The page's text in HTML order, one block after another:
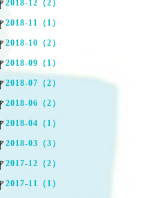
2018-12（2）
2018-11（1）
2018-10（2）
2018-09（1）
2018-07（2）
2018-06（2）
2018-04（1）
2018-03（3）
2017-12（2）
2017-11（1）